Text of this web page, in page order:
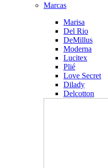
Marcas
Marisa
Del Rio
DeMillus
Moderna
Lucitex
Plié
Love Secret
Dilady
Delcotton